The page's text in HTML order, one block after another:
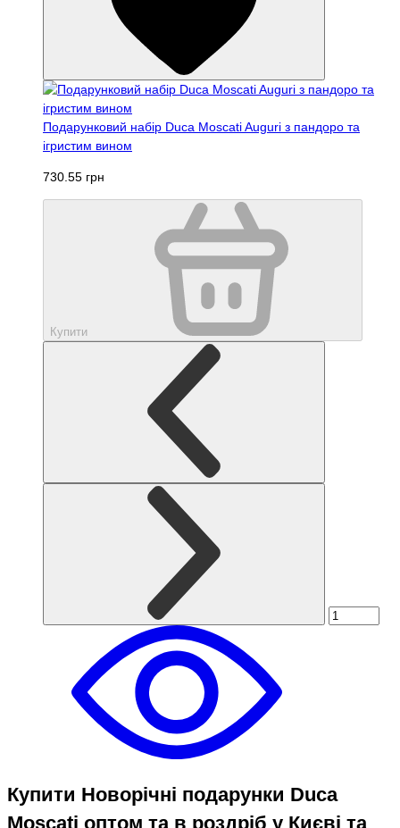
Подарунковий набір Duca Moscati Auguri з пандоро та
ігристим вином
730.55 грн
Купити
Купити Новорічні подарунки Duca
Moscati оптом та в роздріб у Києві та